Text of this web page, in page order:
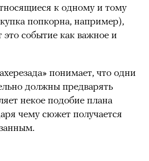
к одному и тому
попкорна, например),
это событие как важное и
понимает, что одни
должны предварять
некое подобие плана
чему сюжет получается